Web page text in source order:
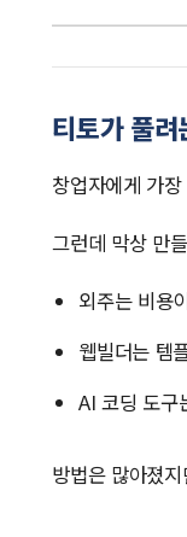
티토가 풀려
창업자에게 가
그런데 막상 만
외주는 비용
웹빌더는 템
AI 코딩 도구
방법은 많아졌